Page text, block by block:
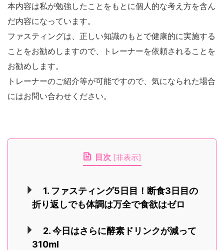
本内容は私が勉強したことをもとに個人的な考え方を含ん
だ内容になっています。
ファスティングは、正しい知識のもとで健康的に実施する
ことをお勧めしますので、トレーナーを依頼されることを
お勧めします。
トレーナーのご紹介等が可能ですので、気になられた場合
にはお問い合わせください。
目次 [非表示]
1. ファスティング5日目！断食3日目の
折り返しでも体調は万全で食欲はゼロ
2. 今日はさらに酵素ドリンクが減って
310ml